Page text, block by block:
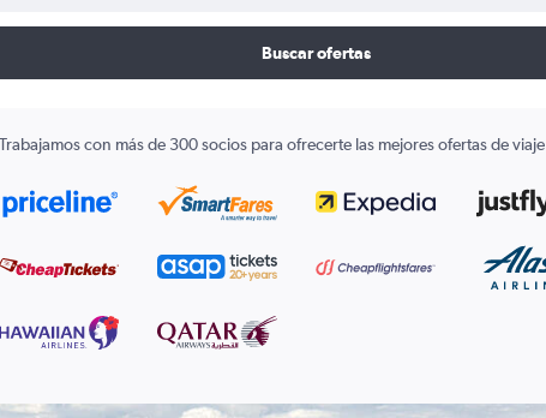
Buscar ofertas
Trabajamos con más de 300 socios para ofrecerte las mejores ofertas de viaje